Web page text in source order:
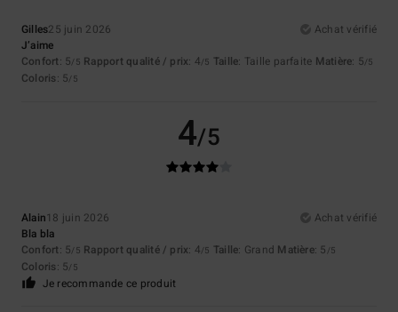
Gilles25 juin 2026
Achat vérifié
J’aime
Confort: 5/5 Rapport qualité / prix: 4/5 Taille: Taille parfaite Matière: 5/5
Coloris: 5/5
4/5
Alain18 juin 2026
Achat vérifié
Bla bla
Confort: 5/5 Rapport qualité / prix: 4/5 Taille: Grand Matière: 5 /5
Coloris: 5/5
Je recommande ce produit